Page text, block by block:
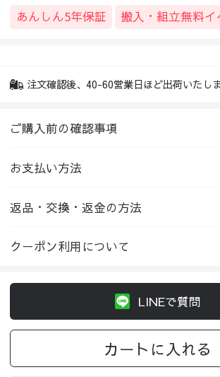
あんしん5年保証 搬入・組立無料
注文確認後、40-60営業日ほど出荷いたしま
ご購入前の確認事項
お支払い方法
返品・交換・返金の方法
クーポン利用について
LINEで質問
カートに入れる